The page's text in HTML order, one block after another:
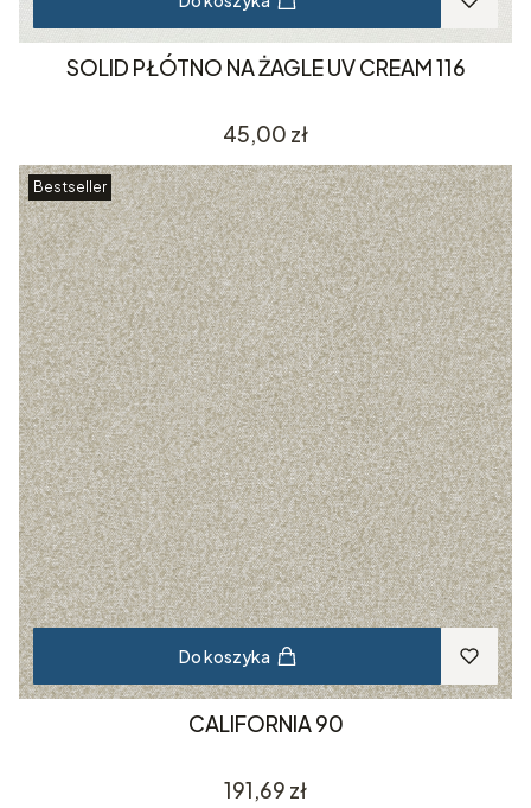
SOLID PŁÓTNO NA ŻAGLE UV CREAM 116
Cena
45,00 zł
Bestseller
Do koszyka
CALIFORNIA 90
Cena
191,69 zł